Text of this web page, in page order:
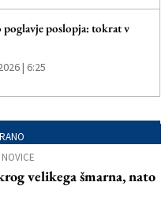
poglavje poslopja: tokrat v
| 6:25
velikega šmarna, nato